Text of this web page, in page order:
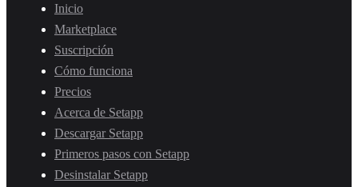
Inicio
Marketplace
Suscripción
Cómo funciona
Precios
Acerca de Setapp
Descargar Setapp
Primeros pasos con Setapp
Desinstalar Setapp